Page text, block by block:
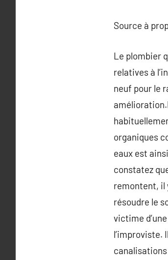
Source à
Le plombier
relatives à
neuf pour le
organiques
eaux est
constatez
remontent, il
résoudre le
victime
l’improviste.